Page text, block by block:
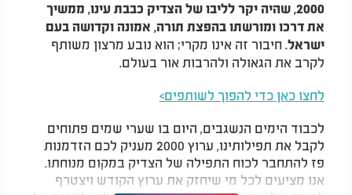
2000, שהיה יקר לליבו של הצדיק כבבת עינו, ממשיך
את דרכו ומורשתו בהפצת תורה, אמונה וקדושה בעם
ישראל. חיבור זה אינו מקרי; הוא נובע מרצון משותף
לקרב את הגאולה ולהרבות אור בעולם.
לחצו כאן כדי להפוך לשותפים>
לכבוד הימים הנשגבים, היום בו שערי שמים פתוחים
לקבל את תפילותינו, ערוץ 2000 מעניק לכם הזדמנות
פז להתחבר לכוח התפילה של הצדיק במקום מנוחתו.
אנו מציעים לכל מי שיחזק את ערוץ הקודש ויצטרף